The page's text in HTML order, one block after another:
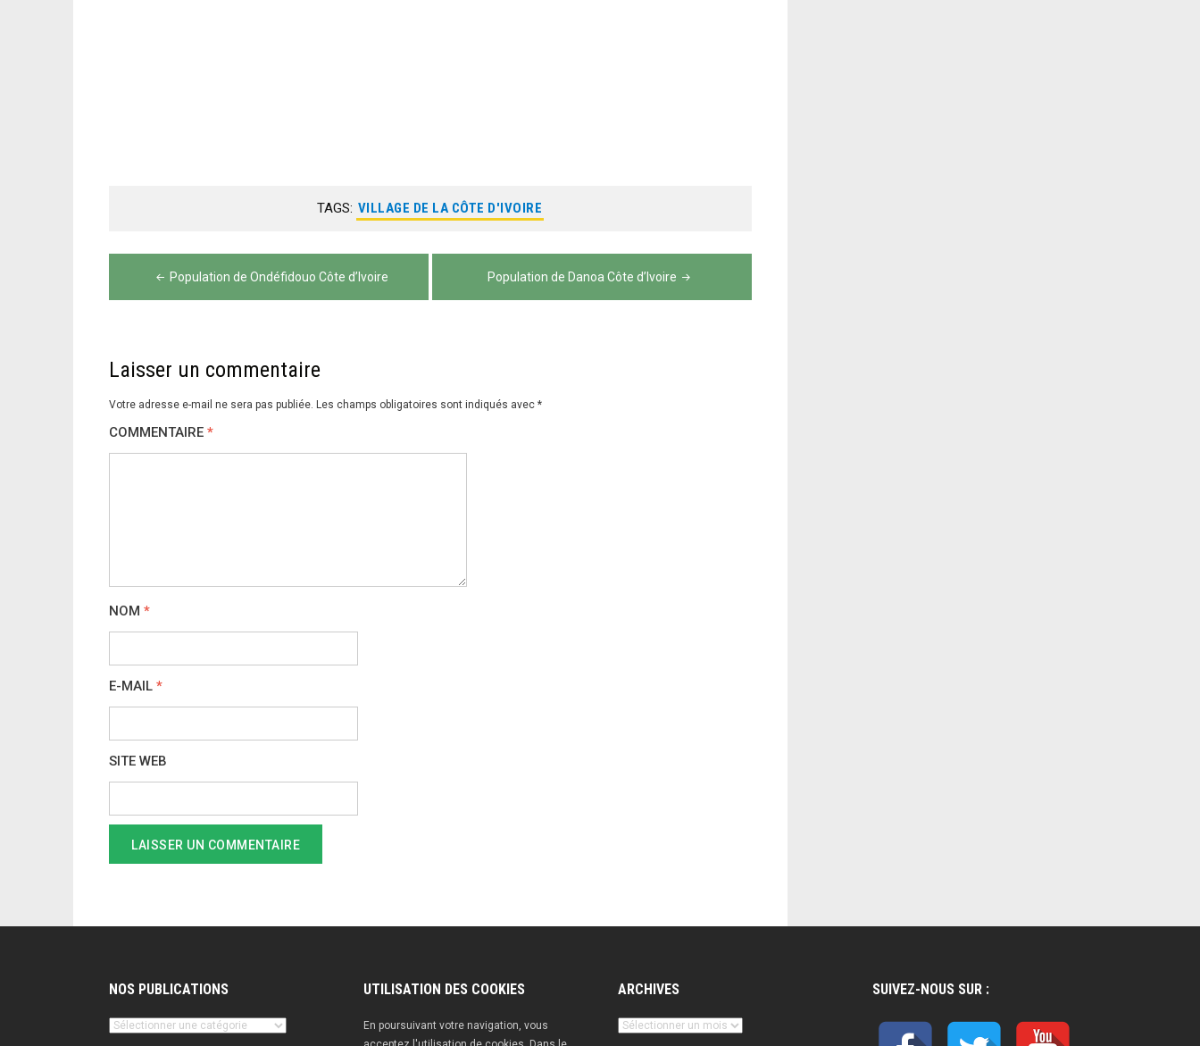
TAGS: VILLAGE DE LA CÔTE D'IVOIRE
Navigation
de
Population de Ondéfidouo Côte d’Ivoire Population de Danoa Côte d’Ivoire
Laisser un commentaire
Votre adresse e-mail ne sera pas publiée. Les champs obligatoires sont indiqués avec *
COMMENTAIRE *
NOM *
E-MAIL *
SITE WEB
NOS PUBLICATIONS
Nos
UTILISATION DES COOKIES
En poursuivant votre navigation, vous
ARCHIVES
Archives
SUIVEZ-NOUS SUR :